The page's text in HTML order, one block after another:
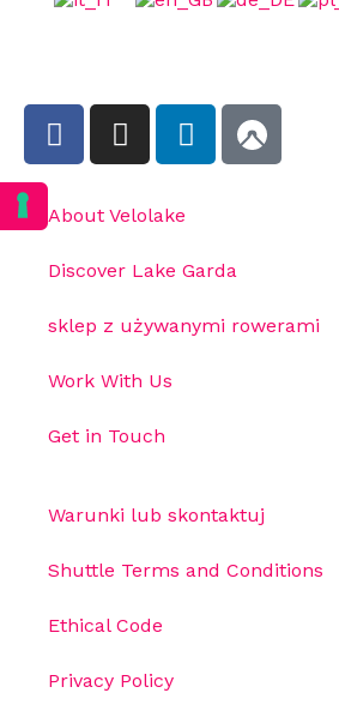
About Velolake
Discover Lake Garda
sklep z używanymi rowerami
Work With Us
Get in Touch
Warunki lub skontaktuj
Shuttle Terms and Conditions
Ethical Code
Privacy Policy